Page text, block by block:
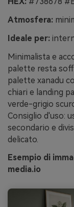
Atmosfera:
Ideale per:
Minimalista e
palette resta
palette xanadu
chiari e landing
verde-grigio
Consiglio d'uso:
secondario e
delicato.
Esempio di
media.io